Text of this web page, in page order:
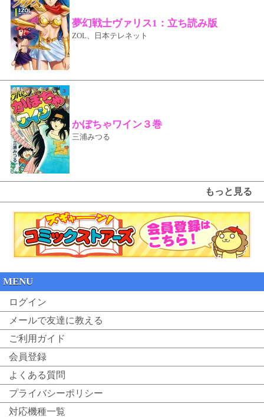
夢幻戦士ヴァリス1：立ち読み版
ZOL、日本テレネット
かぼちゃワイン３巻
三浦みつる
もっと見る
MENU
ログイン
メールで友達に教える
ご利用ガイド
会員登録
よくある質問
プライバシーポリシー
対応機種一覧